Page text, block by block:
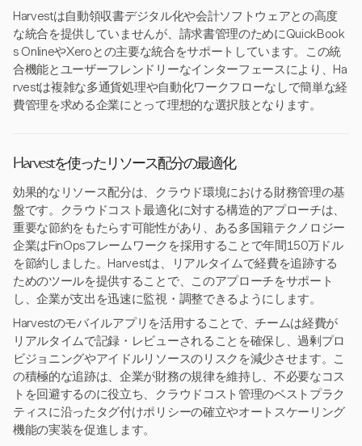
Harvestは自動領収書デジタル化や会計ソフトウェアとの高度
な統合を提供していませんが、請求書管理のためにQuickBook
s OnlineやXeroとの主要な統合をサポートしています。この統
合機能とユーザーフレンドリーなインターフェースにより、Ha
rvestは複雑な多通貨処理や自動化ワークフローなしで簡単な経
費管理を求める企業にとって理想的な選択肢となります。
Harvestを使ったリソース配分の最適化
効果的なリソース配分は、クラウド環境における財務管理の基
盤です。クラウドコスト最適化に対する構造的アプローチは、
重要な節約をもたらす可能性があり、ある多国籍テクノロジー
企業はFinOpsフレームワークを採用することで年間150万ドル
を節約しました。Harvestは、リアルタイムで経費を追跡する
ためのツールを提供することで、このアプローチをサポート
し、企業が支出を迅速に監視・調整できるようにします。
Harvestのモバイルアプリを活用することで、チームは経費が
リアルタイムで記録・レビューされることを確保し、過剰プロ
ビジョニングやアイドルリソースのリスクを減少させます。こ
の積極的な追跡は、企業が財務の規律を維持し、不必要なコス
トを回避するのに役立ち、クラウドコスト管理のベストプラク
ティスに沿ったタグ付けポリシーの確立やオートスケーリング
機能の実装を促進します。